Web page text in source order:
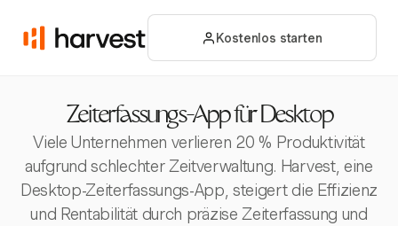
Kostenlos starten
Zeiterfassungs-App für Desktop
Viele Unternehmen verlieren 20 % Produktivität
aufgrund schlechter Zeitverwaltung. Harvest, eine
Desktop-Zeiterfassungs-App, steigert die Effizienz
und Rentabilität durch präzise Zeiterfassung und